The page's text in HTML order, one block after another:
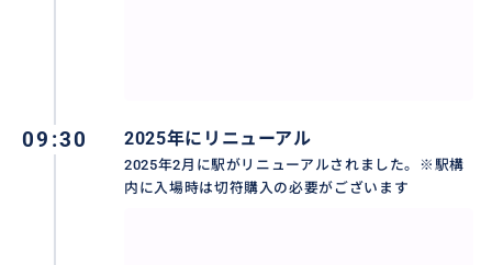
09:30 2025年にリニューアル
2025年2月に駅がリニューアルされました。※駅構
内に入場時は切符購入の必要がございます